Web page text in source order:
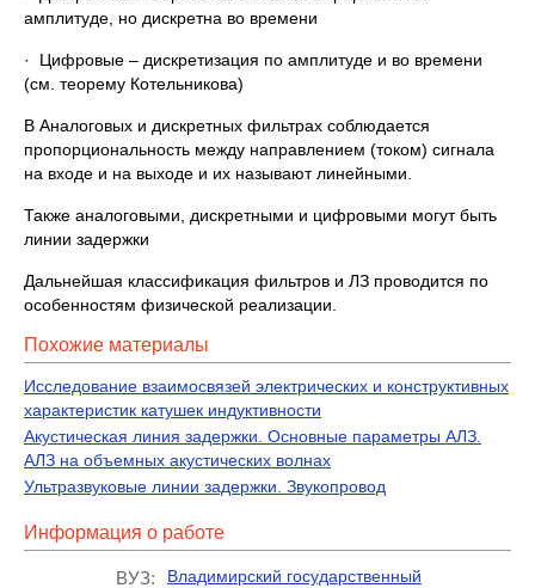
амплитуде, но дискретна во времени
· Цифровые – дискретизация по амплитуде и во времени
(см. теорему Котельникова)
В Аналоговых и дискретных фильтрах соблюдается
пропорциональность между направлением (током) сигнала
на входе и на выходе и их называют линейными.
Также аналоговыми, дискретными и цифровыми могут быть
линии задержки
Дальнейшая классификация фильтров и ЛЗ проводится по
особенностям физической реализации.
Похожие материалы
Исследование взаимосвязей электрических и конструктивных
характеристик катушек индуктивности
Акустическая линия задержки. Основные параметры АЛЗ.
АЛЗ на объемных акустических волнах
Ультразвуковые линии задержки. Звукопровод
Информация о работе
ВУЗ:
Владимирский государственный